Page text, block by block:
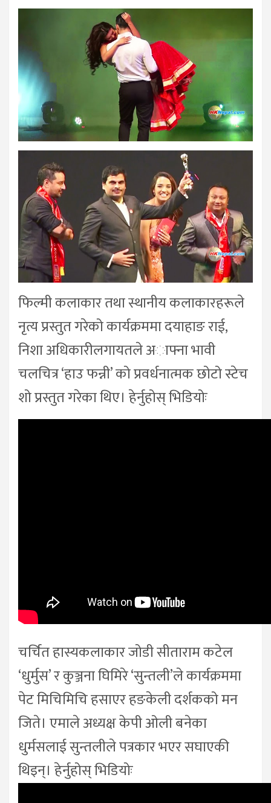
फिल्मी कलाकार तथा स्थानीय कलाकारहरूले
नृत्य प्रस्तुत गरेको कार्यक्रममा दयाहाङ राई,
निशा अधिकारीलगायतले अाफ्ना भावी
चलचित्र ‘हाउ फन्नी’ को प्रवर्धनात्मक छोटो स्टेच
शो प्रस्तुत गरेका थिए। हेर्नुहोस् भिडियोः
चर्चित हास्यकलाकार जोडी सीताराम कटेल
‘धुर्मुस’ र कुञ्जना घिमिरे ‘सुन्तली’ले कार्यक्रममा
पेट मिचिमिचि हसाएर हङकेली दर्शकको मन
जिते। एमाले अध्यक्ष केपी ओली बनेका
धुर्मसलाई सुन्तलीले पत्रकार भएर सघाएकी
थिइन्। हेर्नुहोस् भिडियोः